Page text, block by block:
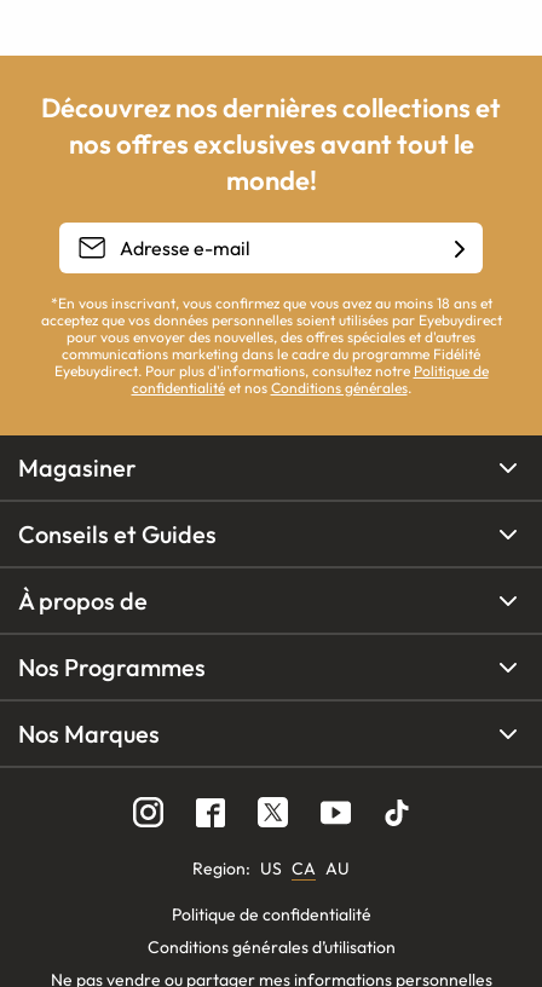
Découvrez nos dernières collections et
nos offres exclusives avant tout le
monde!
*En vous inscrivant, vous confirmez que vous avez au moins 18 ans et
acceptez que vos données personnelles soient utilisées par Eyebuydirect
pour vous envoyer des nouvelles, des offres spéciales et d'autres
communications marketing dans le cadre du programme Fidélité
Eyebuydirect. Pour plus d'informations, consultez notre Politique de
confidentialitéet nos Conditions générales.
Magasiner
Conseils et Guides
À propos de
Nos Programmes
Nos Marques
Region: US CA AU
Politique de confidentialité
Conditions générales d’utilisation
Ne pas vendre ou partager mes informations personnelles